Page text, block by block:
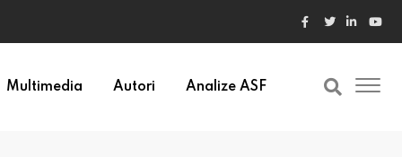
din Bulgaria au valori cu 30% mai mari
Multimedia Autori Analize ASF